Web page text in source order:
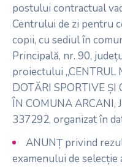
postului contractual
Centrului de zi pentru
copii, cu sediul în
Principală, nr. 90,
proiectului „CENTRUL
DOTĂRI SPORTIVE ȘI
ÎN COMUNA ARCANI,
337292, organizat în
ANUNȚ privind
examenului de